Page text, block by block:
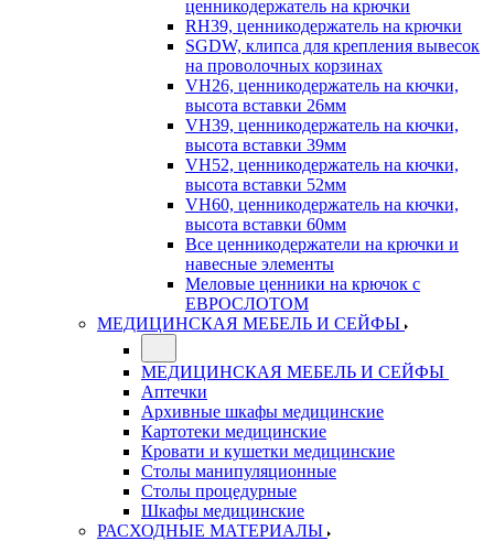
ценникодержатель на крючки
RH39, ценникодержатель на крючки
SGDW, клипса для крепления вывесок
на проволочных корзинах
VH26, ценникодержатель на кючки,
высота вставки 26мм
VH39, ценникодержатель на кючки,
высота вставки 39мм
VH52, ценникодержатель на кючки,
высота вставки 52мм
VH60, ценникодержатель на кючки,
высота вставки 60мм
Все ценникодержатели на крючки и
навесные элементы
Меловые ценники на крючок с
ЕВРОСЛОТОМ
МЕДИЦИНСКАЯ МЕБЕЛЬ И СЕЙФЫ
МЕДИЦИНСКАЯ МЕБЕЛЬ И СЕЙФЫ
Аптечки
Архивные шкафы медицинские
Картотеки медицинские
Кровати и кушетки медицинские
Столы манипуляционные
Столы процедурные
Шкафы медицинские
РАСХОДНЫЕ МАТЕРИАЛЫ